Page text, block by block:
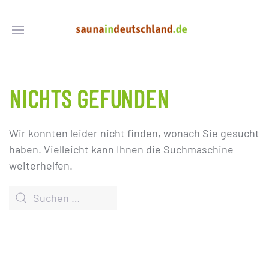
NICHTS GEFUNDEN
Wir konnten leider nicht finden, wonach Sie gesucht
haben. Vielleicht kann Ihnen die Suchmaschine
weiterhelfen.